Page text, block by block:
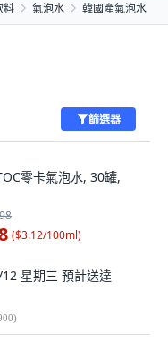
料 氣泡水 韓國產氣泡水
篩選器
零卡氣泡水, 30罐,
($3.12/100ml)
星期三 預計送達
)